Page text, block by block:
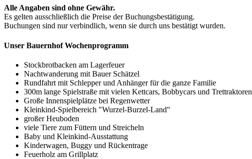
Alle Angaben sind ohne Gewähr.
Es gelten ausschließlich die Preise der Buchungsbestätigung.
Buchungen sind nur verbindlich, wenn sie durch uns bestätigt wurden.
Unser Bauernhof Wochenprogramm
Stockbrotbacken am Lagerfeuer
Nachtwanderung mit Bauer Schätzel
Rundfahrt mit Schlepper und Anhänger für die ganze Familie
300m lange Spielstraße mit vielen Kettcars, Bobbycars und Trettraktoren
Große Innenspielplätze bei Regenwetter
Kleinkind-Spielbereich "Wurzel-Burzel-Land"
großer Heuboden
viele Tiere zum Füttern und Streicheln
Baby und Kleinkind-Ausstattung
Kinderwagen, Buggy und Rückentrage
Feuerholz am Grillplatz